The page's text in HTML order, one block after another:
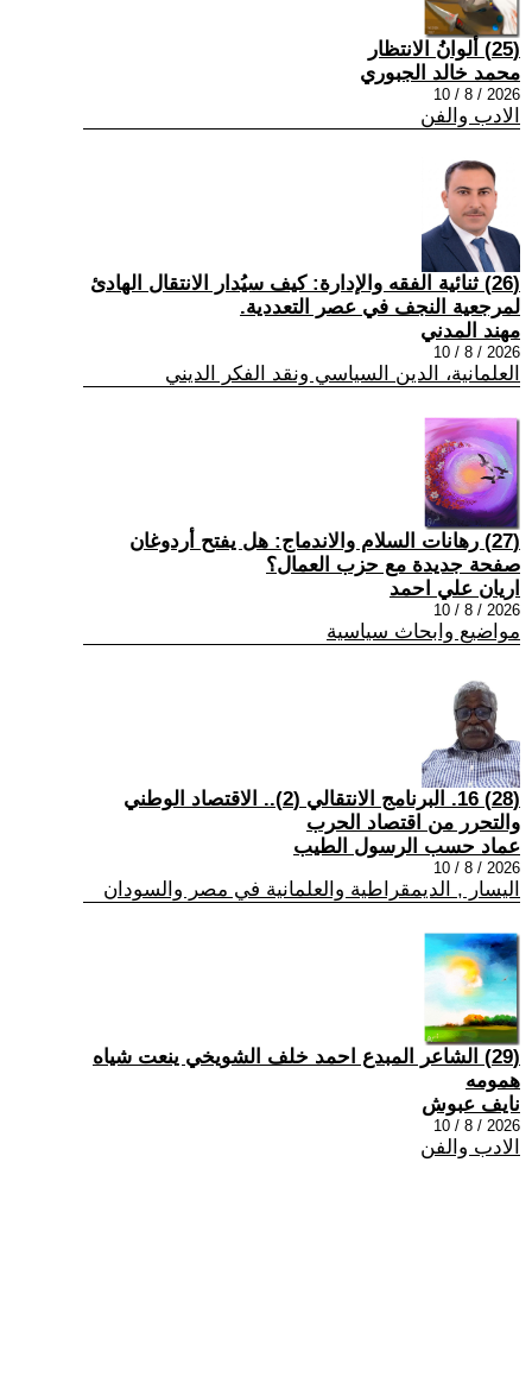
(25) ألوانُ الانتظار
محمد خالد الجبوري
2026 / 8 / 10
الادب والفن
(26) ثنائية الفقه والإدارة: كيف سيُدار الانتقال الهادئ
لمرجعية النجف في عصر التعددية.
مهند المدني
2026 / 8 / 10
العلمانية، الدين السياسي ونقد الفكر الديني
(27) رهانات السلام والاندماج: هل يفتح أردوغان
صفحة جديدة مع حزب العمال؟
اريان علي احمد
2026 / 8 / 10
مواضيع وابحاث سياسية
(28) 16. البرنامج الانتقالي (2).. الاقتصاد الوطني
والتحرر من اقتصاد الحرب
عماد حسب الرسول الطيب
2026 / 8 / 10
اليسار , الديمقراطية والعلمانية في مصر والسودان
(29) الشاعر المبدع احمد خلف الشويخي ينعت شياه
همومه
نايف عبوش
2026 / 8 / 10
الادب والفن